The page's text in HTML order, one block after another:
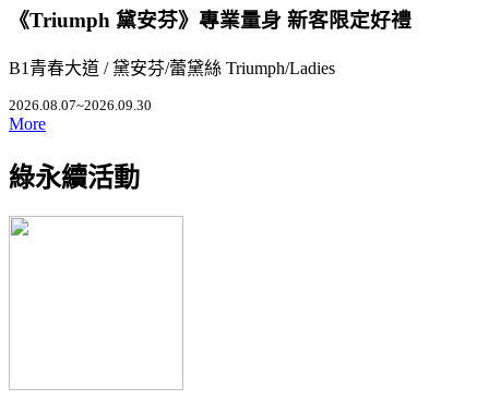
《Triumph 黛安芬》專業量身 新客限定好禮
B1青春大道 / 黛安芬/蕾黛絲 Triumph/Ladies
2026.08.07~2026.09.30
More
綠永續活動